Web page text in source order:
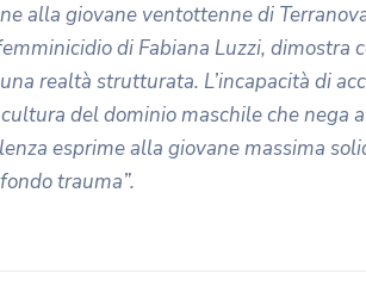
alla giovane ventottenne di
di Fabiana Luzzi, dimostra
realtà strutturata. L’incapacità di
del dominio maschile che nega
esprime alla giovane massima
trauma”.